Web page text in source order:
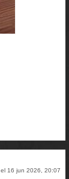
el 16 jun 2026, 20:07